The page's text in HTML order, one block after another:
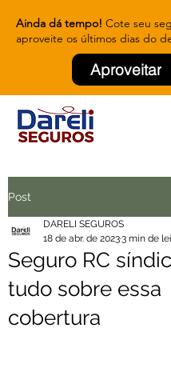
Ainda dá tempo! Cote seu
aproveite os últimos dias do
Aproveitar
Post
Seguro RC
tudo sobre essa
cobertura
DARELI SEGUROS
18 de abr. de 20233 min de